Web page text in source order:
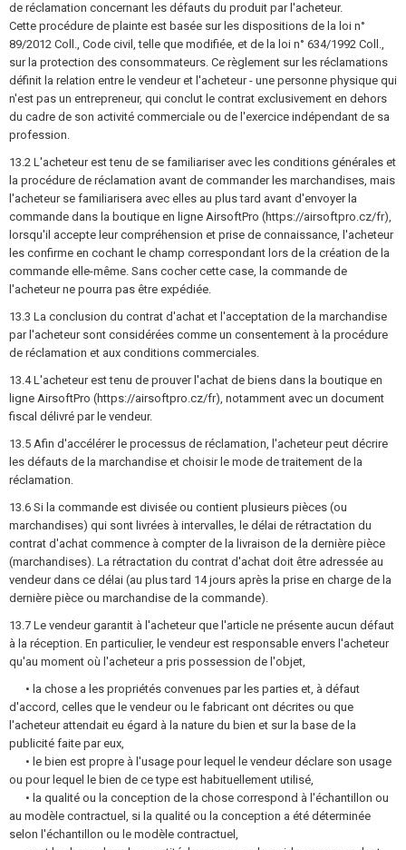
de réclamation concernant les défauts du produit par l'acheteur.
Cette procédure de plainte est basée sur les dispositions de la loi n°
89/2012 Coll., Code civil, telle que modifiée, et de la loi n° 634/1992 Coll.,
sur la protection des consommateurs. Ce règlement sur les réclamations
définit la relation entre le vendeur et l'acheteur - une personne physique qui
n'est pas un entrepreneur, qui conclut le contrat exclusivement en dehors
du cadre de son activité commerciale ou de l'exercice indépendant de sa
profession.
13.2 L'acheteur est tenu de se familiariser avec les conditions générales et
la procédure de réclamation avant de commander les marchandises, mais
l'acheteur se familiarisera avec elles au plus tard avant d'envoyer la
commande dans la boutique en ligne AirsoftPro (https://airsoftpro.cz/fr),
lorsqu'il accepte leur compréhension et prise de connaissance, l'acheteur
les confirme en cochant le champ correspondant lors de la création de la
commande elle-même. Sans cocher cette case, la commande de
l'acheteur ne pourra pas être expédiée.
13.3 La conclusion du contrat d'achat et l'acceptation de la marchandise
par l'acheteur sont considérées comme un consentement à la procédure
de réclamation et aux conditions commerciales.
13.4 L'acheteur est tenu de prouver l'achat de biens dans la boutique en
ligne AirsoftPro (https://airsoftpro.cz/fr), notamment avec un document
fiscal délivré par le vendeur.
13.5 Afin d'accélérer le processus de réclamation, l'acheteur peut décrire
les défauts de la marchandise et choisir le mode de traitement de la
réclamation.
13.6 Si la commande est divisée ou contient plusieurs pièces (ou
marchandises) qui sont livrées à intervalles, le délai de rétractation du
contrat d'achat commence à compter de la livraison de la dernière pièce
(marchandises). La rétractation du contrat d'achat doit être adressée au
vendeur dans ce délai (au plus tard 14 jours après la prise en charge de la
dernière pièce ou marchandise de la commande).
13.7 Le vendeur garantit à l'acheteur que l'article ne présente aucun défaut
à la réception. En particulier, le vendeur est responsable envers l'acheteur
qu'au moment où l'acheteur a pris possession de l'objet,
• la chose a les propriétés convenues par les parties et, à défaut
d'accord, celles que le vendeur ou le fabricant ont décrites ou que
l'acheteur attendait eu égard à la nature du bien et sur la base de la
publicité faite par eux,
• le bien est propre à l'usage pour lequel le vendeur déclare son usage
ou pour lequel le bien de ce type est habituellement utilisé,
• la qualité ou la conception de la chose correspond à l'échantillon ou
au modèle contractuel, si la qualité ou la conception a été déterminée
selon l'échantillon ou le modèle contractuel,